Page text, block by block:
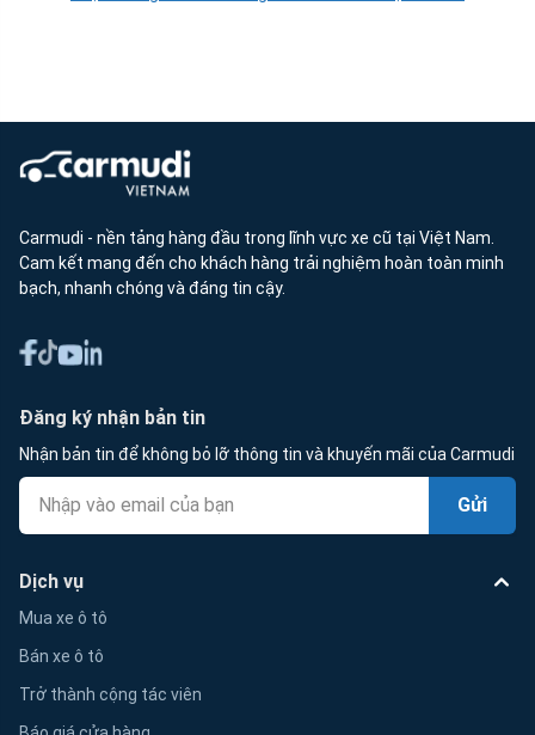
Carmudi - nền tảng hàng đầu trong lĩnh vực xe cũ tại Việt Nam.
Cam kết mang đến cho khách hàng trải nghiệm hoàn toàn minh
bạch, nhanh chóng và đáng tin cậy.
Đăng ký nhận bản tin
Nhận bản tin để không bỏ lỡ thông tin và khuyến mãi của Carmudi
Gửi
Dịch vụ
Mua xe ô tô
Bán xe ô tô
Trở thành cộng tác viên